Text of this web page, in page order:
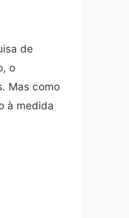
de
o
Mas como
à medida